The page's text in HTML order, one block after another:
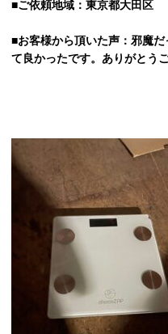
■ご依頼地域：東京都大田区
■お客様から頂いた声：邪魔
て良かったです。ありがとう